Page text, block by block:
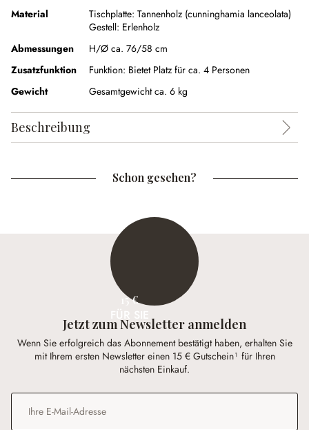
Material
Tischplatte: Tannenholz (cunninghamia lanceolata)
Gestell: Erlenholz
Abmessungen
H/Ø ca. 76/58 cm
Zusatzfunktion
Funktion: Bietet Platz für ca. 4 Personen
Gewicht
Gesamtgewicht ca. 6 kg
Beschreibung
Schon gesehen?
15 €
Jetzt zum Newsletter anmelden
Wenn Sie erfolgreich das Abonnement bestätigt haben, erhalten Sie
mit Ihrem ersten Newsletter einen 15 € Gutschein¹ für Ihren
nächsten Einkauf.
E-Mail-Adresse